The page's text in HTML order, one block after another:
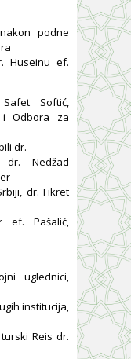
podne
Huseinu ef.
Softić,
Odbora za
dr.
dr. Nedžad
dr. Fikret
ef. Pašalić,
uglednici,
institucija,
Reis dr.